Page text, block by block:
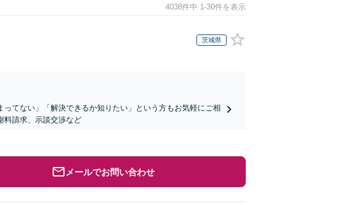
4038件中 1-30件を表示
茨城県
ってない」「解決できるか知りたい」という方もお気軽にご相
料請求、示談交渉など
メールでお問い合わせ